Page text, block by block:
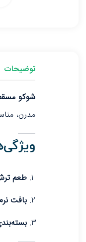
توضیحات
شوکو مسقطی
مدرن،
طعم
بافت